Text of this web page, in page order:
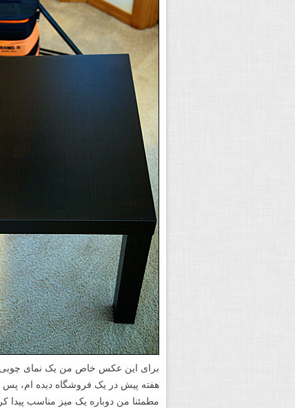
برای این عکس خاص من یک نمای چوبی
هفته پیش در یک فروشگاه دیده ام، پس
مطمئنا من دوباره یک میز مناسب پیدا